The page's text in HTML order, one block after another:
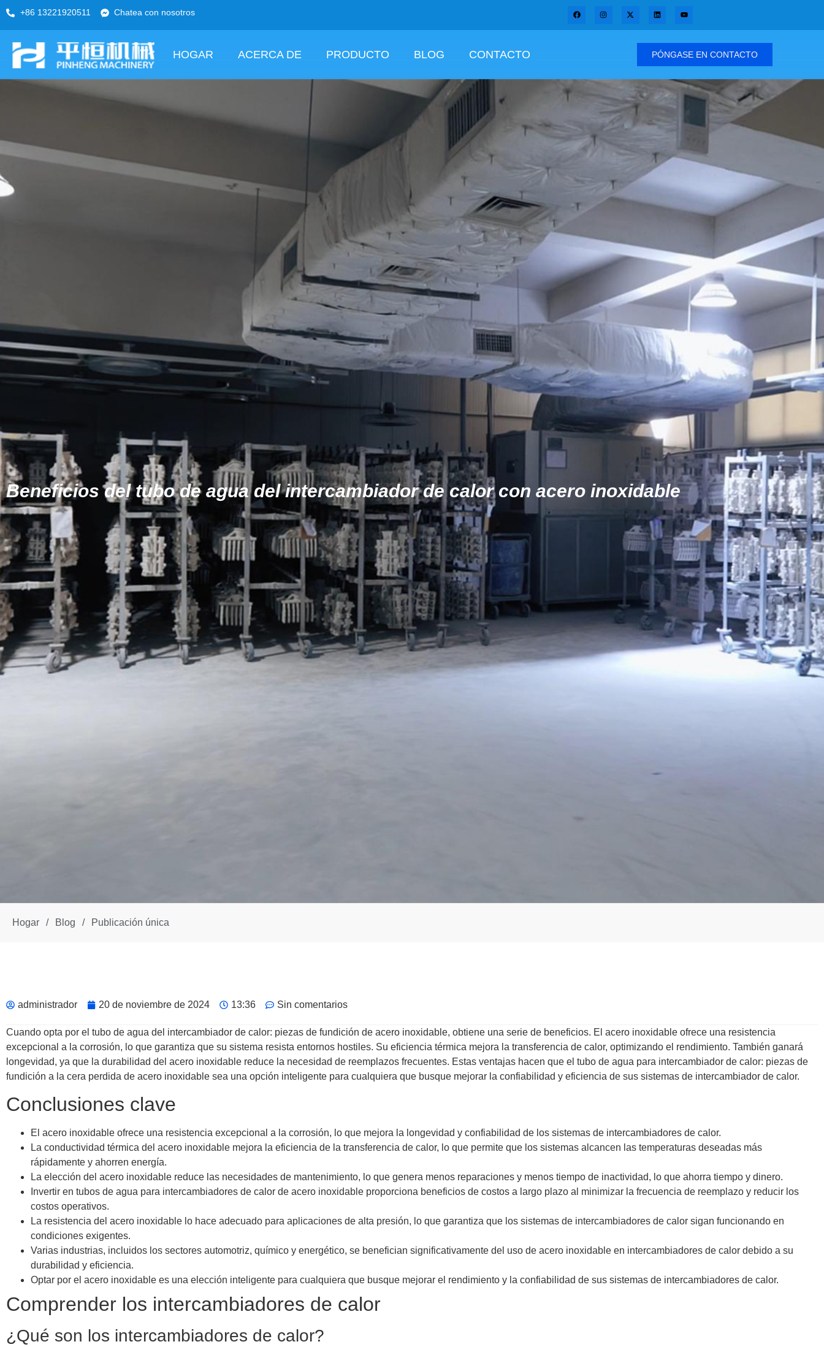
+86 13221920511 Chatea con nosotros
HOGAR ACERCA DE PRODUCTO BLOG CONTACTO PÓNGASE EN CONTACTO
Beneficios del tubo de agua del intercambiador de calor con acero inoxidable
Hogar / Blog / Publicación única
administrador 20 de noviembre de 2024 13:36 Sin comentarios
Cuando opta por el tubo de agua del intercambiador de calor: piezas de fundición de acero inoxidable, obtiene una serie de beneficios. El acero inoxidable ofrece una resistencia
excepcional a la corrosión, lo que garantiza que su sistema resista entornos hostiles. Su eficiencia térmica mejora la transferencia de calor, optimizando el rendimiento. También ganará
longevidad, ya que la durabilidad del acero inoxidable reduce la necesidad de reemplazos frecuentes. Estas ventajas hacen que el tubo de agua para intercambiador de calor: piezas de
fundición a la cera perdida de acero inoxidable sea una opción inteligente para cualquiera que busque mejorar la confiabilidad y eficiencia de sus sistemas de intercambiador de calor.
Conclusiones clave
El acero inoxidable ofrece una resistencia excepcional a la corrosión, lo que mejora la longevidad y confiabilidad de los sistemas de intercambiadores de calor.
La conductividad térmica del acero inoxidable mejora la eficiencia de la transferencia de calor, lo que permite que los sistemas alcancen las temperaturas deseadas más
rápidamente y ahorren energía.
La elección del acero inoxidable reduce las necesidades de mantenimiento, lo que genera menos reparaciones y menos tiempo de inactividad, lo que ahorra tiempo y dinero.
Invertir en tubos de agua para intercambiadores de calor de acero inoxidable proporciona beneficios de costos a largo plazo al minimizar la frecuencia de reemplazo y reducir los
costos operativos.
La resistencia del acero inoxidable lo hace adecuado para aplicaciones de alta presión, lo que garantiza que los sistemas de intercambiadores de calor sigan funcionando en
condiciones exigentes.
Varias industrias, incluidos los sectores automotriz, químico y energético, se benefician significativamente del uso de acero inoxidable en intercambiadores de calor debido a su
durabilidad y eficiencia.
Optar por el acero inoxidable es una elección inteligente para cualquiera que busque mejorar el rendimiento y la confiabilidad de sus sistemas de intercambiadores de calor.
Comprender los intercambiadores de calor
¿Qué son los intercambiadores de calor?